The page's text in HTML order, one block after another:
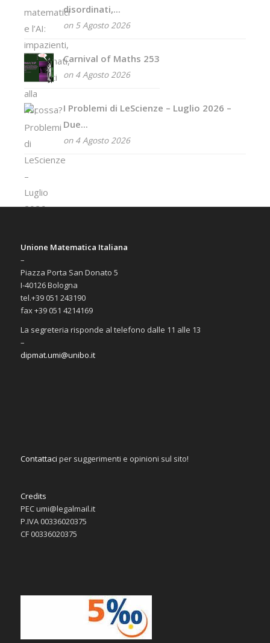
disordinati,...
on 5 Agosto 2026
Carnival of Maths 253
on 4 Agosto 2026
I Problemi di LeScienze – Luglio 2026 –
Due...
on 4 Agosto 2026
Unione Matematica Italiana
–
Piazza Porta San Donato 5
I-40126 Bologna
tel.+39 051 243190
fax +39 051 4214169
La segreteria risponde al telefono dalle 11 alle 13
–
dipmat.umi@unibo.it
Contattaci per suggerimenti e opinioni sul sito!
Credits
PEC umi@legalmail.it
P.IVA 00336020375
CF 00336020375